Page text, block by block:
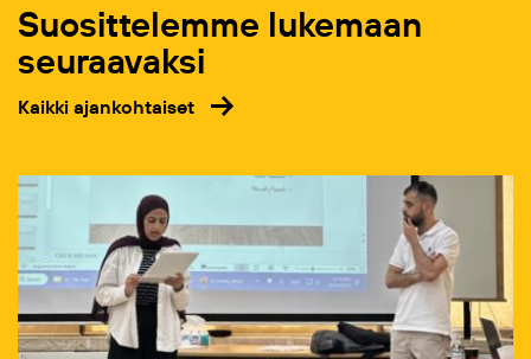
Suosittelemme lukemaan
seuraavaksi
Kaikki ajankohtaiset